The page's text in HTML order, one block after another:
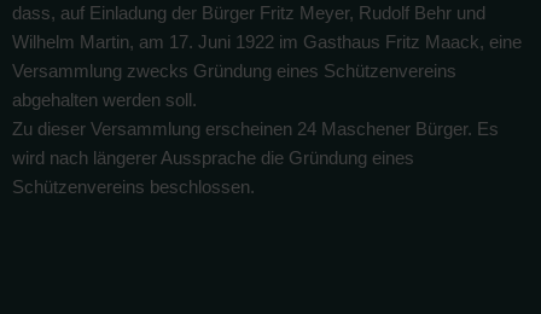
dass, auf Einladung der Bürger Fritz Meyer, Rudolf Behr und
Wilhelm Martin, am 17. Juni 1922 im Gasthaus Fritz Maack, eine
Versammlung zwecks Gründung eines Schützenvereins
abgehalten werden soll.
Zu dieser Versammlung erscheinen 24 Maschener Bürger. Es
wird nach längerer Aussprache die Gründung eines
Schützenvereins beschlossen.